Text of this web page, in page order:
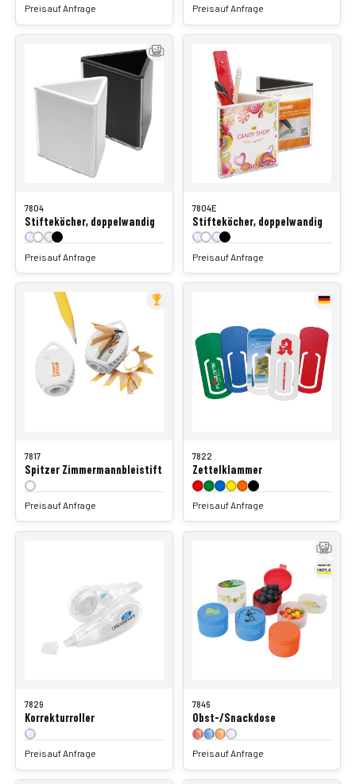
Preis auf Anfrage Preis auf Anfrage
7804
Stifteköcher, doppelwandig
Preis auf Anfrage
7804E
Stifteköcher, doppelwandig
Preis auf Anfrage
7817
Spitzer Zimmermannbleistift
Preis auf Anfrage
7822
Zettelklammer
Preis auf Anfrage
7829
Korrekturroller
Preis auf Anfrage
7846
Obst-/Snackdose
Preis auf Anfrage